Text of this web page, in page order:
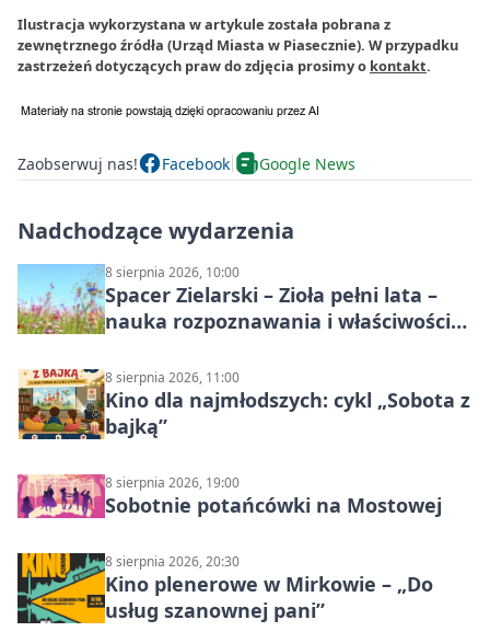
Ilustracja wykorzystana w artykule została pobrana z
zewnętrznego źródła (Urząd Miasta w Piasecznie). W przypadku
zastrzeżeń dotyczących praw do zdjęcia prosimy o kontakt.
Zaobserwuj nas! Facebook Google News
Nadchodzące wydarzenia
8 sierpnia 2026, 10:00
Spacer Zielarski – Zioła pełni lata –
nauka rozpoznawania i właściwości
8 sierpnia 2026, 11:00
Kino dla najmłodszych: cykl „Sobota z
bajką”
8 sierpnia 2026, 19:00
Sobotnie potańcówki na Mostowej
8 sierpnia 2026, 20:30
Kino plenerowe w Mirkowie – „Do
usług szanownej pani”